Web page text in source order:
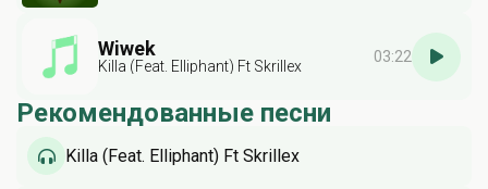
Wiwek
Killa (Feat. Elliphant) Ft Skrillex
03:22
Рекомендованные песни
Killa (Feat. Elliphant) Ft Skrillex